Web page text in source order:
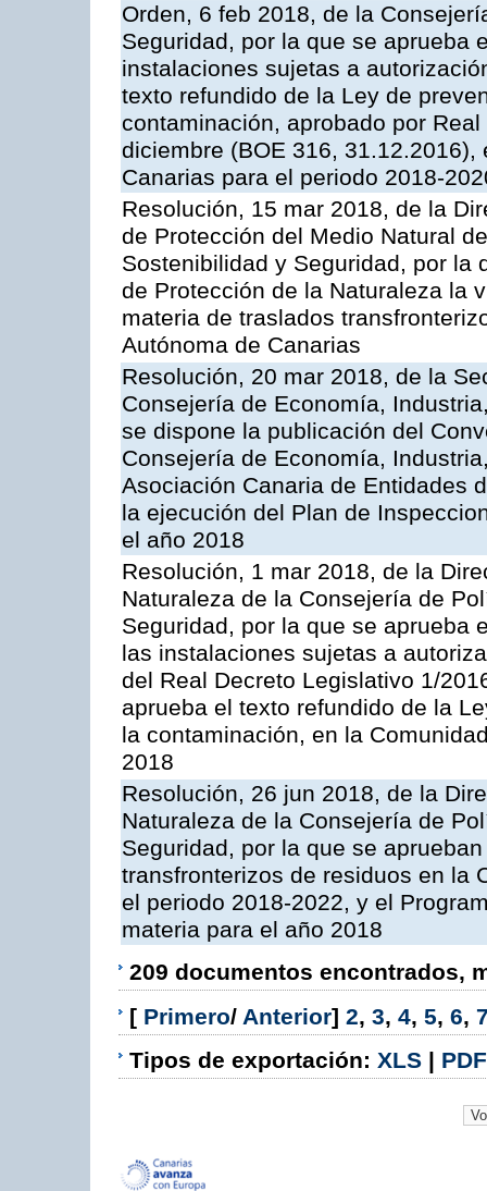
Orden, 6 feb 2018, de la
Seguridad, por la que se aprueba
instalaciones sujetas a
texto refundido de la Ley de
contaminación, aprobado por
diciembre (BOE 316,
Canarias para el periodo 2018-
Resolución, 15 mar 2018, de la
de Protección del Medio Natural
Sostenibilidad y Seguridad, por la
de Protección de la Naturaleza la
materia de traslados
Autónoma de Canarias
Resolución, 20 mar 2018, de la
Consejería de Economía,
se dispone la publicación del
Consejería de Economía,
Asociación Canaria de Entidades
la ejecución del Plan de
el año 2018
Resolución, 1 mar 2018, de la
Naturaleza de la Consejería de
Seguridad, por la que se aprueba
las instalaciones sujetas a
del Real Decreto Legislativo 1/
aprueba el texto refundido de la
la contaminación, en la
2018
Resolución, 26 jun 2018, de la
Naturaleza de la Consejería de
Seguridad, por la que se
transfronterizos de residuos en la
el periodo 2018-2022, y el
materia para el año 2018
209 documentos encontrados,
[ Primero/ Anterior] 2, 3, 4, 5, 6,
Tipos de exportación: XLS | PDF